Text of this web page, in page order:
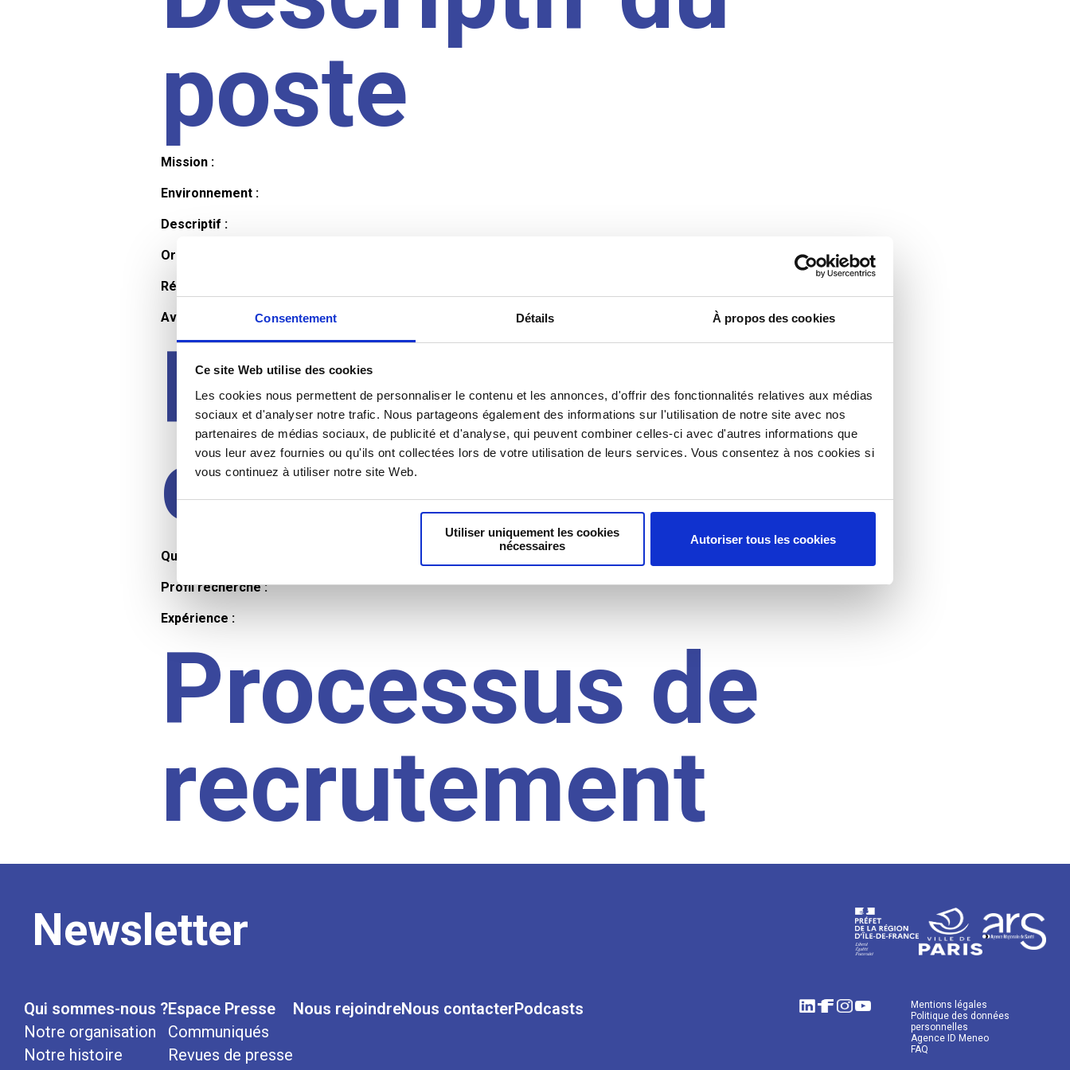
Consentement Détails À propos des cookies
Ce site Web utilise des cookies
Les cookies nous permettent de personnaliser le contenu et les annonces, d'offrir des fonctionnalités relatives aux médias
sociaux et d'analyser notre trafic. Nous partageons également des informations sur l'utilisation de notre site avec nos
partenaires de médias sociaux, de publicité et d'analyse, qui peuvent combiner celles-ci avec d'autres informations que
vous leur avez fournies ou qu'ils ont collectées lors de votre utilisation de leurs services. Vous consentez à nos cookies si
vous continuez à utiliser notre site Web.
Utiliser uniquement les cookies
nécessaires
Autoriser tous les cookies
poste
Mission :
Environnement :
Descriptif :
Organisation et horaires :
Rémunération :
Avantages :
Profil du
candidat
Qualifications et diplômes :
Profil recherché :
Expérience :
Processus de
recrutement
Newsletter
Qui sommes-nous ?
Notre organisation
Notre histoire
Espace Presse
Communiqués
Revues de presse
Nous rejoindreNous contacterPodcasts
Mentions légales
Politique des données
personnelles
Agence ID Meneo
FAQ